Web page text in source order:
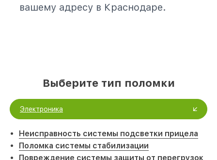
вашему адресу в Краснодаре.
Выберите тип поломки
Электроника
Неисправность системы подсветки прицела
Поломка системы стабилизации
Повреждение системы защиты от перегрузок